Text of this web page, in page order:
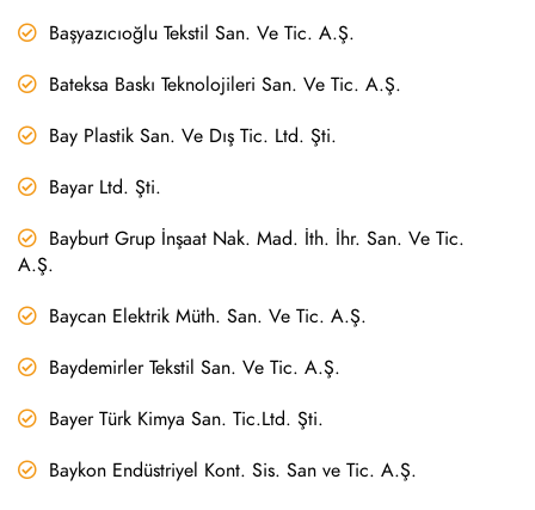
Başyazıcıoğlu Tekstil San. Ve Tic. A.Ş.
Bateksa Baskı Teknolojileri San. Ve Tic. A.Ş.
Bay Plastik San. Ve Dış Tic. Ltd. Şti.
Bayar Ltd. Şti.
Bayburt Grup İnşaat Nak. Mad. İth. İhr. San. Ve Tic.
A.Ş.
Baycan Elektrik Müth. San. Ve Tic. A.Ş.
Baydemirler Tekstil San. Ve Tic. A.Ş.
Bayer Türk Kimya San. Tic.Ltd. Şti.
Baykon Endüstriyel Kont. Sis. San ve Tic. A.Ş.